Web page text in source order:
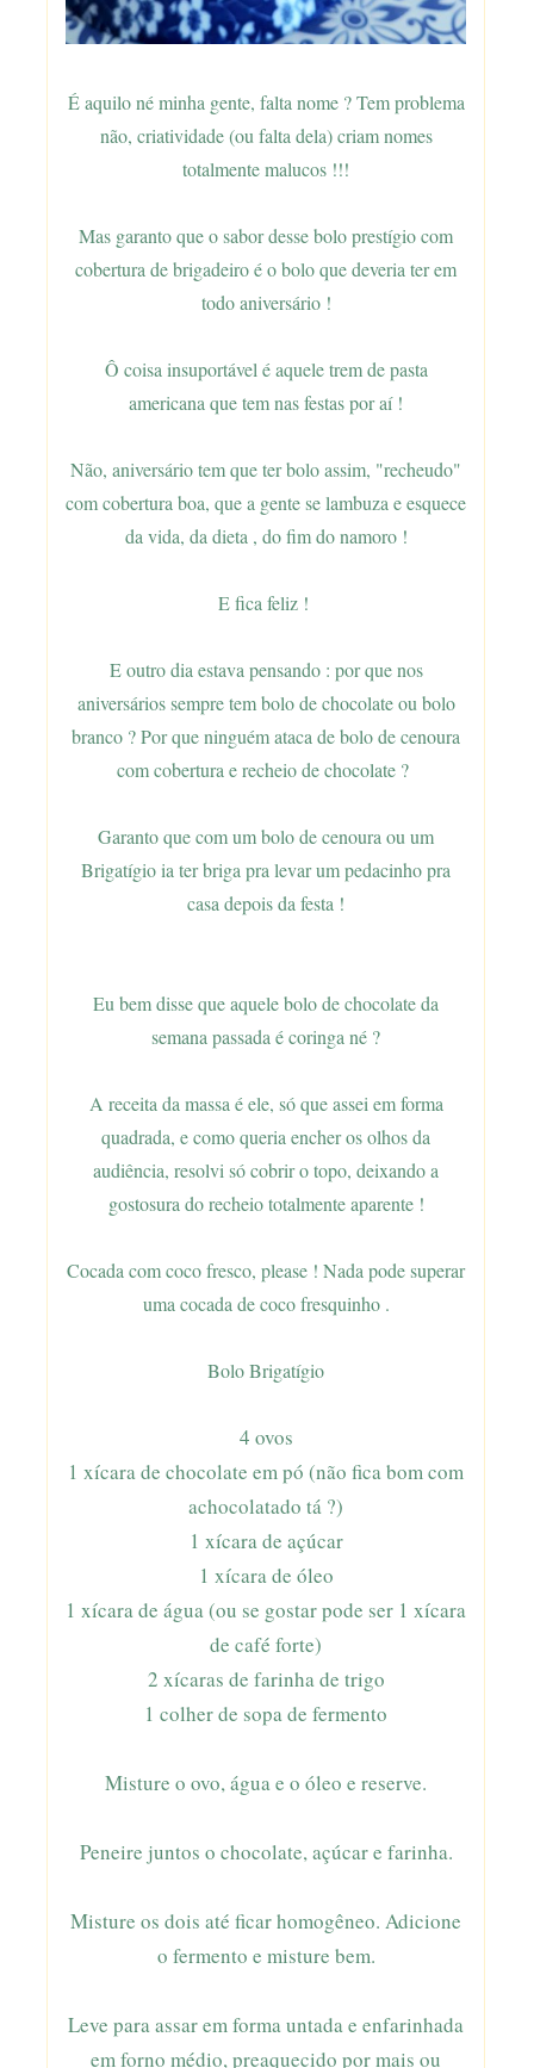
É aquilo né minha gente, falta nome ? Tem problema
não, criatividade (ou falta dela) criam nomes
totalmente malucos !!!
Mas garanto que o sabor desse bolo prestígio com
cobertura de brigadeiro é o bolo que deveria ter em
todo aniversário !
Ô coisa insuportável é aquele trem de pasta
americana que tem nas festas por aí !
Não, aniversário tem que ter bolo assim, "recheudo"
com cobertura boa, que a gente se lambuza e esquece
da vida, da dieta , do fim do namoro !
E fica feliz !
E outro dia estava pensando : por que nos
aniversários sempre tem bolo de chocolate ou bolo
branco ? Por que ninguém ataca de bolo de cenoura
com cobertura e recheio de chocolate ?
Garanto que com um bolo de cenoura ou um
Brigatígio ia ter briga pra levar um pedacinho pra
casa depois da festa !
Eu bem disse que aquele bolo de chocolate da
semana passada é coringa né ?
A receita da massa é ele, só que assei em forma
quadrada, e como queria encher os olhos da
audiência, resolvi só cobrir o topo, deixando a
gostosura do recheio totalmente aparente !
Cocada com coco fresco, please ! Nada pode superar
uma cocada de coco fresquinho .
Bolo Brigatígio
4 ovos
1 xícara de chocolate em pó (não fica bom com
achocolatado tá ?)
1 xícara de açúcar
1 xícara de óleo
1 xícara de água (ou se gostar pode ser 1 xícara
de café forte)
2 xícaras de farinha de trigo
1 colher de sopa de fermento
Misture o ovo, água e o óleo e reserve.
Peneire juntos o chocolate, açúcar e farinha.
Misture os dois até ficar homogêneo. Adicione
o fermento e misture bem.
Leve para assar em forma untada e enfarinhada
em forno médio, preaquecido por mais ou